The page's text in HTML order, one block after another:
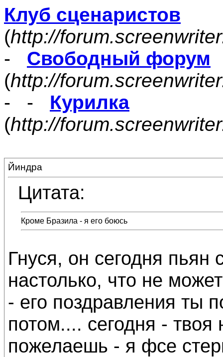
Клуб сценаристов
(http://
- Свободный форум
(http://
- - Курилка
(http://
Йиндра
Цитата:
Кроме Бразила - я его боюсь
Гнуся, он сегодня
настолько, что не
- его поздравления ты
потом.... сегодня -
пожелаешь - я фсе